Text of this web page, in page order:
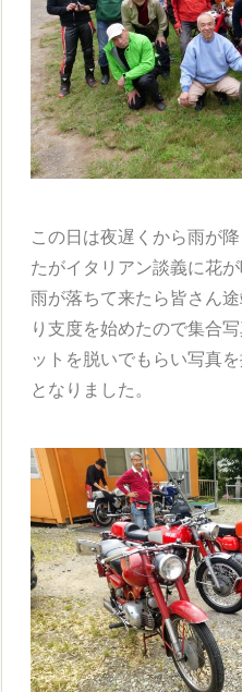
この日は夜遅くから雨が
たがイタリアン談義に花
雨が落ちて来たら皆さん
り支度を始めたので集合
ットを脱いでもらい写真
となりました。